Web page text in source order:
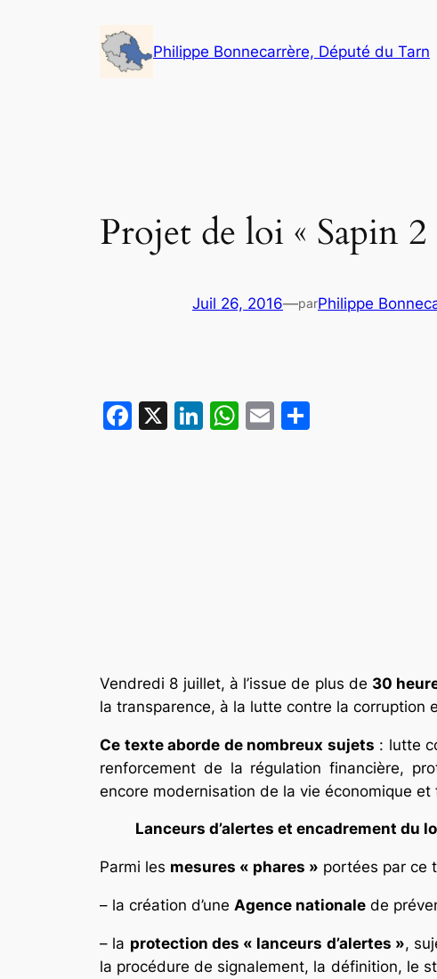
Philippe Bonnecarrère, Député du Tarn
Projet de loi « Sapin
Juil 26, 2016—parPhilippe
Facebook
X LinkedIn
WhatsApp
Email
Vendredi 8 juillet, à l’issue de plus de 30
la transparence, à la lutte contre la corruption
Ce texte aborde de nombreux sujets : lutte
renforcement de la régulation financière,
encore modernisation de la vie économique et
Lanceurs d’alertes et encadrement du
Parmi les mesures « phares » portées par ce
– la création d’une Agence nationale de
– la protection des « lanceurs d’alertes »,
la procédure de signalement, la définition, le